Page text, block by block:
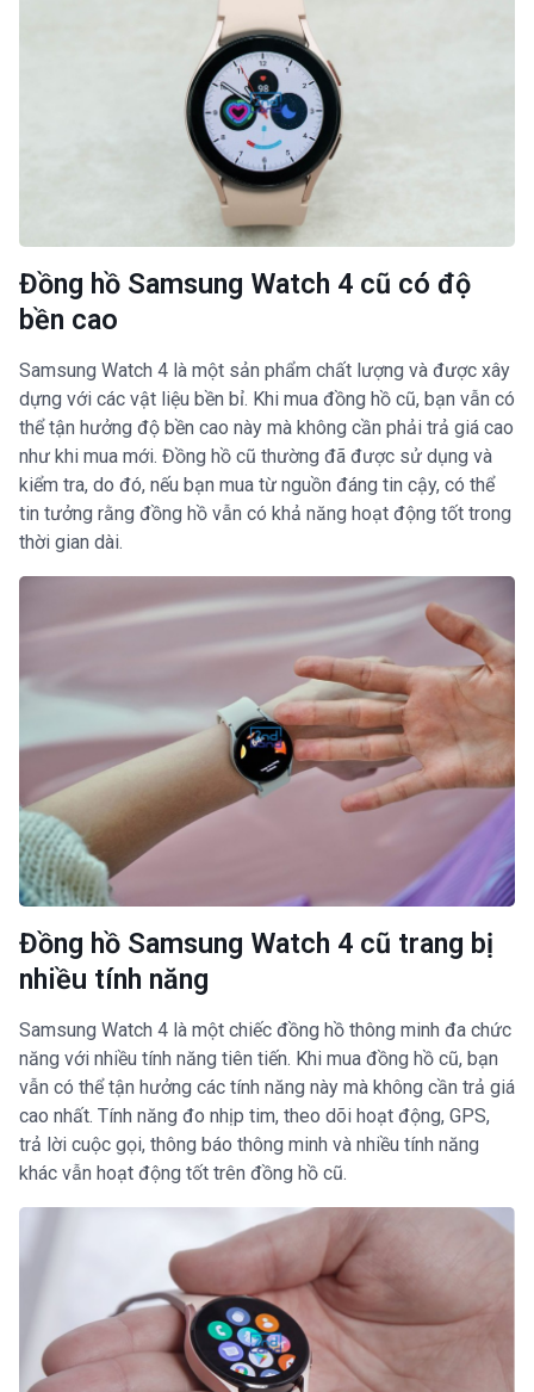
Đồng hồ Samsung Watch 4 cũ có độ
bền cao
Samsung Watch 4 là một sản phẩm chất lượng và được xây
dựng với các vật liệu bền bỉ. Khi mua đồng hồ cũ, bạn vẫn có
thể tận hưởng độ bền cao này mà không cần phải trả giá cao
như khi mua mới. Đồng hồ cũ thường đã được sử dụng và
kiểm tra, do đó, nếu bạn mua từ nguồn đáng tin cậy, có thể
tin tưởng rằng đồng hồ vẫn có khả năng hoạt động tốt trong
thời gian dài.
Đồng hồ Samsung Watch 4 cũ trang bị
nhiều tính năng
Samsung Watch 4 là một chiếc đồng hồ thông minh đa chức
năng với nhiều tính năng tiên tiến. Khi mua đồng hồ cũ, bạn
vẫn có thể tận hưởng các tính năng này mà không cần trả giá
cao nhất. Tính năng đo nhịp tim, theo dõi hoạt động, GPS,
trả lời cuộc gọi, thông báo thông minh và nhiều tính năng
khác vẫn hoạt động tốt trên đồng hồ cũ.